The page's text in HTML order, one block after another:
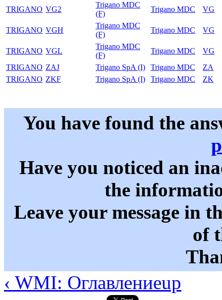
TRIGANO VG2
Trigano MDC
(F)
Trigano MDC VG
TRIGANO VGH
Trigano MDC
(F)
Trigano MDC VG
TRIGANO VGL
Trigano MDC
(F)
Trigano MDC
VG
TRIGANO ZAJ Trigano SpA (I) Trigano MDC
ZA
TRIGANO ZKF Trigano SpA (I) Trigano MDC ZK
You have found the
Have you noticed an
the
Leave your message in
of
‹ WMI: Оглавлениеup